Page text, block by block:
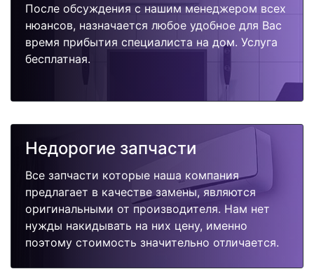
После обсуждения с нашим менеджером всех
нюансов, назначается любое удобное для Вас
время прибытия специалиста на дом. Услуга
бесплатная.
Недорогие запчасти
Все запчасти которые наша компания
предлагает в качестве замены, являются
оригинальными от производителя. Нам нет
нужды накидывать на них цену, именно
поэтому стоимость значительно отличается.